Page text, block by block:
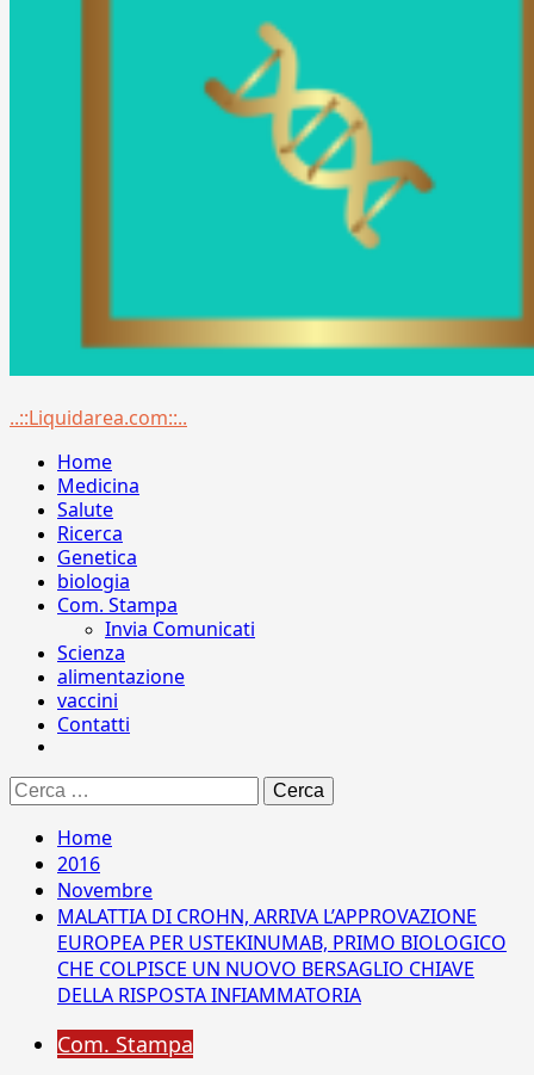
Menu
..::Liquidarea.com::..
Home
Medicina
Salute
Ricerca
Genetica
biologia
Com. Stampa
Invia Comunicati
Scienza
alimentazione
vaccini
Contatti
Ricerca
per:
Home
2016
Novembre
MALATTIA DI CROHN, ARRIVA L’APPROVAZIONE
EUROPEA PER USTEKINUMAB, PRIMO BIOLOGICO
CHE COLPISCE UN NUOVO BERSAGLIO CHIAVE
DELLA RISPOSTA INFIAMMATORIA
Com. Stampa